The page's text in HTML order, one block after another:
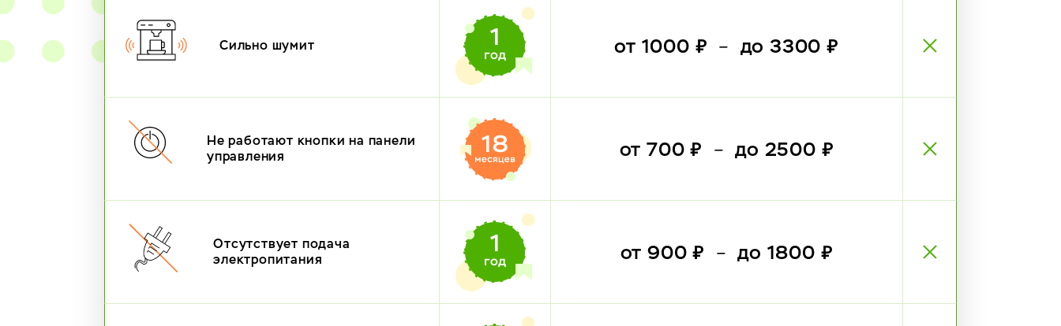
Сильно шумит от 1000 ₽ — до 3300 ₽
Не работают кнопки на панели
управления
от 700 ₽ — до 2500 ₽
Отсутствует подача
электропитания
от 900 ₽ — до 1800 ₽